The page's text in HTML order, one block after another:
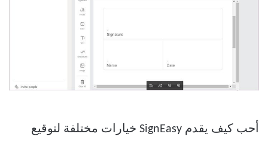
أحب كيف يقدم SignEasy خيارات مختلفة لتوقيع